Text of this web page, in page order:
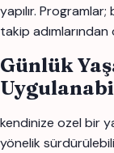
yapılır.
takip adımlarından
Günlük
kendinize ozel bir
yönelik